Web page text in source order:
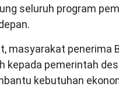
seluruh program
masyarakat penerima
kepada pemerintah
kebutuhan